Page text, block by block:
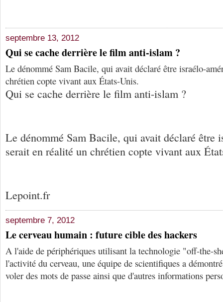
septembre 13, 2012
Qui se cache derrière le film anti-islam ?
Le dénommé Sam Bacile, qui avait déclaré être israélo-
chrétien copte vivant aux États-Unis.
Qui se cache derrière le film anti-islam ?
Le dénommé Sam Bacile, qui avait déclaré être
serait en réalité un chrétien copte vivant aux
Lepoint.fr
septembre 7, 2012
Le cerveau humain : future cible des hackers
A l'aide de périphériques utilisant la technologie "off-the-
l'activité du cerveau, une équipe de scientifiques a
voler des mots de passe ainsi que d'autres informations